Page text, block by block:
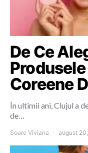
De Ce
Coreene
În ultimii ani, Clujul a
de…
Soare Viviana august